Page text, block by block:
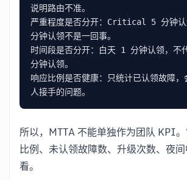
严重程度是否分开：Critical 5 分钟
时间段是否分开：白天 1 分钟认领，不
响应比例是否健康：只统计已认领故障，
所以，MTTA 不能单独作为团队 KPI
比例、未认领故障数、升级次数、夜
看。